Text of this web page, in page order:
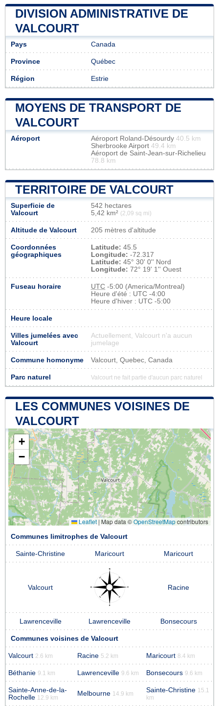
DIVISION ADMINISTRATIVE DE
VALCOURT
Pays Canada
Province Québec
Région Estrie
MOYENS DE TRANSPORT DE
VALCOURT
Aéroport Aéroport Roland-Désourdy 40.5 km
Sherbrooke Airport 49.4 km
Aéroport de Saint-Jean-sur-Richelieu
78.8 km
TERRITOIRE DE VALCOURT
Superficie de
Valcourt
542 hectares
5,42 km² (2,09 sq mi)
Altitude de Valcourt 205 mètres d'altitude
Coordonnées
géographiques
Latitude: 45.5
Longitude: -72.317
Latitude: 45° 30' 0'' Nord
Longitude: 72° 19' 1'' Ouest
Fuseau horaire UTC -5:00 (America/Montreal)
Heure d'été : UTC -4:00
Heure d'hiver : UTC -5:00
Heure locale
Villes jumelées avec
Valcourt
Actuellement, Valcourt n'a aucun
jumelage
Commune homonyme Valcourt, Quebec, Canada
Parc naturel Valcourt ne fait partie d'aucun parc naturel
LES COMMUNES VOISINES DE
VALCOURT
+
−
Leaflet | Map data ©OpenStreetMapcontributors
Communes limitrophes de Valcourt
Sainte-Christine Maricourt Maricourt
Valcourt Racine
Lawrenceville Lawrenceville Bonsecours
Communes voisines de Valcourt
Valcourt 2.6 km Racine 5.2 km Maricourt 8.4 km
Béthanie 9.1 km Lawrenceville 9.6 km Bonsecours 9.6 km
Sainte-Anne-de-la-
Rochelle 12.9 km
Melbourne 14.9 km Sainte-Christine 15.1
km